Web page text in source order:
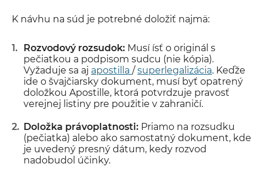
K návhu na súd je potrebné doložiť najmä:
Rozvodový rozsudok: Musí ísť o originál s
pečiatkou a podpisom sudcu (nie kópia).
Vyžaduje sa aj apostilla /superlegalizácia. Keďže
ide o švajčiarsky dokument, musí byť opatrený
doložkou Apostille, ktorá potvrdzuje pravosť
verejnej listiny pre použitie v zahraničí.
Doložka právoplatnosti: Priamo na rozsudku
(pečiatka) alebo ako samostatný dokument, kde
je uvedený presný dátum, kedy rozvod
nadobudol účinky.